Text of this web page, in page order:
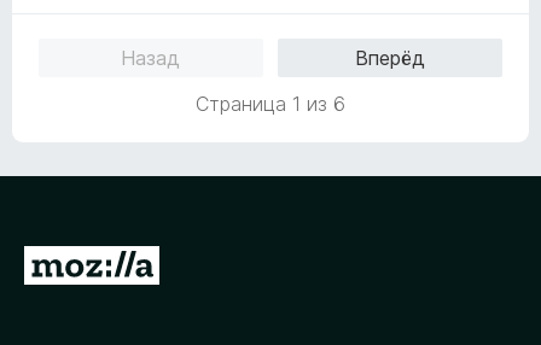
ы
Назад
Вперёд
Страница 1 из 6
П